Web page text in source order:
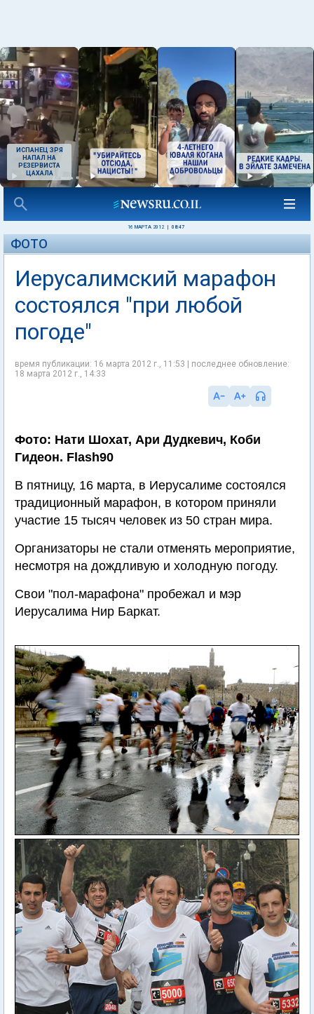
ИСПАНЕЦ ЗРЯ
НАПАЛ НА
РЕЗЕРВИСТА
ЦАХАЛА
16 МАРТА 2012 08:47
ФОТО
Иерусалимский марафон
состоялся "при любой
погоде"
время публикации: 16 марта 2012 г., 11:53 | последнее обновление:
18 марта 2012 г., 14:33
Фото: Нати Шохат, Ари Дудкевич, Коби
Гидеон. Flash90
В пятницу, 16 марта, в Иерусалиме состоялся
традиционный марафон, в котором приняли
участие 15 тысяч человек из 50 стран мира.
Организаторы не стали отменять мероприятие,
несмотря на дождливую и холодную погоду.
Свои "пол-марафона" пробежал и мэр
Иерусалима Нир Баркат.